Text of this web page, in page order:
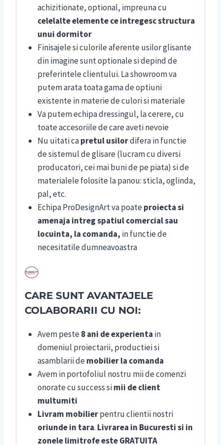
achizitionate, optional, impreuna cu
celelalte elemente ce intregesc structura
unui dormitor
Finisajele si culorile aferente usilor glisante
din imagine sunt optionale si depind de
preferintele clientului. La showroom va
putem arata toata gama de optiuni
existente in materie de culori si materiale
Va putem echipa dressingul, la cerere, cu
toate accesoriile de care aveti nevoie
Nu uitati capretul usilordifera in functie
de sistemul de glisare (lucram cu diversi
producatori, cei mai buni de pe piata) si de
materialele folosite la panou: sticla, oglinda,
pal, etc.
Echipa ProDesignArt va poateproiecta si
amenaja intreg spatiul comercial sau
locuinta, la comanda, in functie de
necesitatile dumneavoastra
CARE SUNT AVANTAJELE
COLABORARII CU NOI:
Avem peste8 ani de experienta in
domeniul proiectarii, productiei si
asamblarii demobilier la comanda
Avem in portofoliul nostru mii de comenzi
onorate cu success simii de client
multumiti
Livram mobilierpentru clientii nostri
oriunde in tara. Livrarea in Bucuresti si in
zonele limitrofe este GRATUITA